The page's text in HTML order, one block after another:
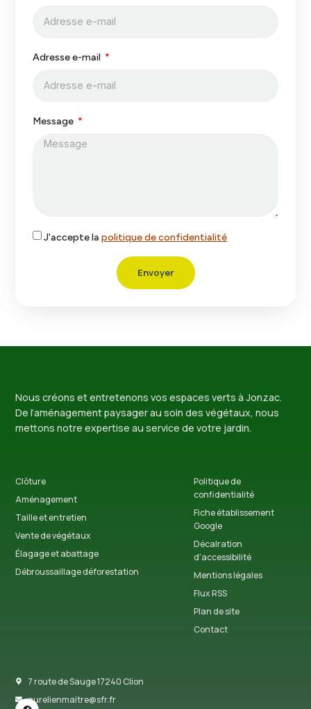
Adresse e-mail
Message
J'accepte lapolitique de confidentialité
Envoyer
Nous créons et entretenons vos espaces verts à Jonzac.
De l’aménagement paysager au soin des végétaux, nous
mettons notre expertise au service de votre jardin.
Clôture
Aménagement
Taille et entretien
Vente de végétaux
Élagage et abattage
Débroussaillage déforestation
Politique de
confidentialité
Fiche établissement
Google
Décalration
d'accessibilité
Mentions légales
Flux RSS
Plan de site
Contact
7 route de Sauge 17240 Clion
aurelienmaitre@sfr.fr